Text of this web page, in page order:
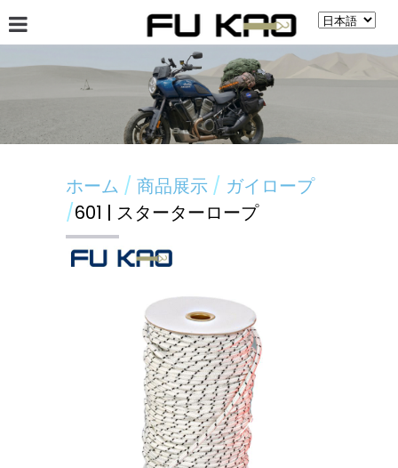
ニュース 揭示板
ホーム 商品展示
ガイロープ
601 | スターターロープ